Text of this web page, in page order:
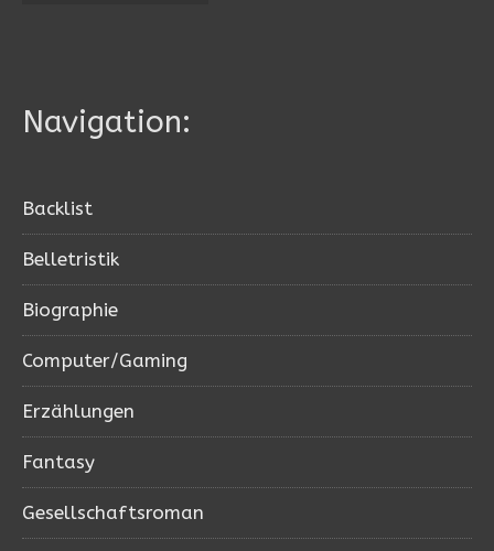
Navigation:
Backlist
Belletristik
Biographie
Computer/Gaming
Erzählungen
Fantasy
Gesellschaftsroman